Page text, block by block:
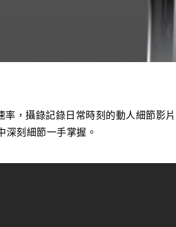
，攝錄記錄日常時刻的動人細節影
深刻細節一手掌握。